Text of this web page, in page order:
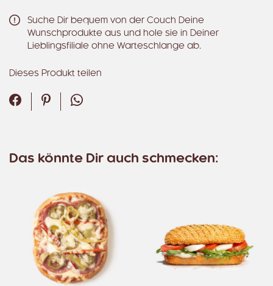
Suche Dir bequem von der Couch Deine
Wunschprodukte aus und hole sie in Deiner
Lieblingsfiliale ohne Warteschlange ab.
Dieses Produkt teilen
Facebook
PinterestWhatsApp
Das könnte Dir auch schmecken: